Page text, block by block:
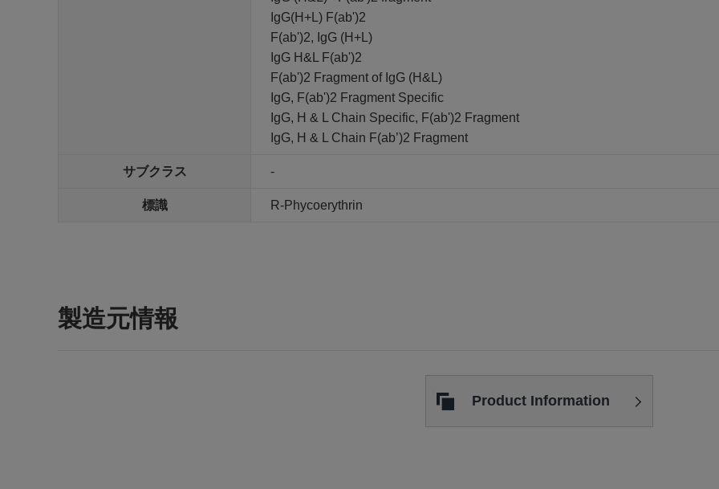
IgG(H+L) F(ab')2
F(ab')2, IgG (H+L)
IgG H&L F(ab')2
F(ab')2 Fragment of IgG (H&L)
IgG, F(ab')2 Fragment Specific
IgG, H & L Chain Specific, F(ab')2 Fragment
IgG, H & L Chain F(ab’)2 Fragment
サブクラス -
標識 R-Phycoerythrin
製造元情報
Product Information